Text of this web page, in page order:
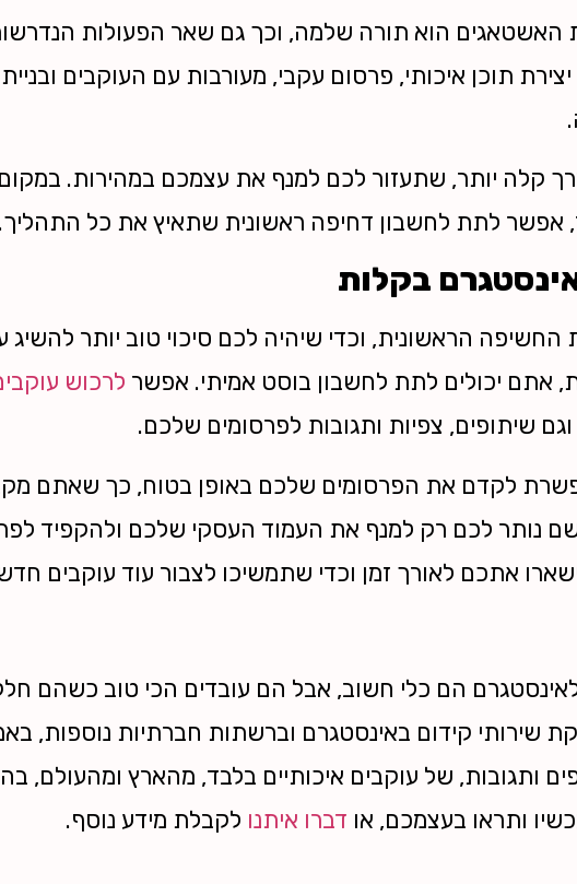
האשטאגים הוא תורה שלמה, וכך גם שאר הפעולות
תוכן איכותי, פרסום עקבי, מעורבות עם העוקבים
קלה יותר, שתעזור לכם למנף את עצמכם במהירות.
אפשר לתת לחשבון דחיפה ראשונית שתאיץ את כל התהליך.
בקלות
הראשונית, וכדי שיהיה לכם סיכוי טוב יותר להשיג
אתם יכולים לתת לחשבון בוסט אמיתי. אפשר לרכוש
וגם שיתופים, צפיות ותגובות לפרסומים שלכם.
לקדם את הפרסומים שלכם באופן בטוח, כך שאתם
נותר לכם רק למנף את העמוד העסקי שלכם ולהקפיד
אתכם לאורך זמן וכדי שתמשיכו לצבור עוד עוקבים
הם כלי חשוב, אבל הם עובדים הכי טוב כשהם
שירותי קידום באינסטגרם וברשתות חברתיות נוספות,
ותגובות, של עוקבים איכותיים בלבד, מהארץ
ותראו בעצמכם, או דברו איתנו לקבלת מידע נוסף.